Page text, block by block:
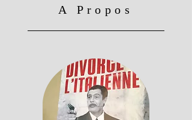
A Propos